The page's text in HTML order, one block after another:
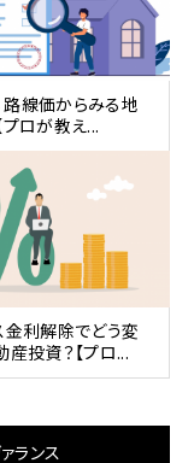
線価からみる地
プロが教え...
金利解除でどう変
産投資？【プロ...
ランス